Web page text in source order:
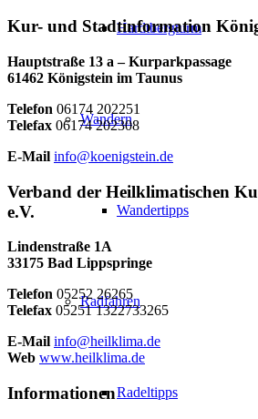
Hardtbergturm
Wandern
Wandertipps
Radfahren
Radeltipps
Kur- und Stadtinformation
Hauptstraße 13 a – Kurparkpassage
61462 Königstein im Taunus
Telefon 06174 202251
Telefax 06174 202308
E-Mail info@koenigstein.de
Verband der Heilklimatischen
e.V.
Lindenstraße 1A
33175 Bad Lippspringe
Telefon 05252 26265
Telefax 05251 1322733265
E-Mail info@heilklima.de
Web www.heilklima.de
Informationen